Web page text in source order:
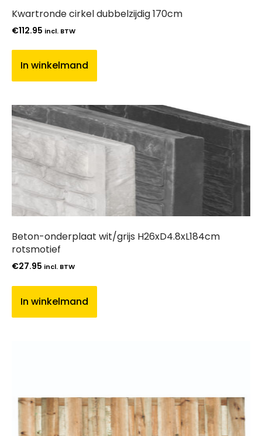
Kwartronde cirkel dubbelzijdig 170cm
€112.95 incl. BTW
In winkelmand
Beton-onderplaat wit/grijs H26xD4.8xL184cm
rotsmotief
€27.95 incl. BTW
In winkelmand